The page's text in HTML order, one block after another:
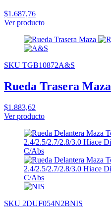
$1.687,76
Ver producto
SKU TGB10872A&S
Rueda Trasera Maza
$1.883,62
Ver producto
SKU 2DUF054N2BNIS